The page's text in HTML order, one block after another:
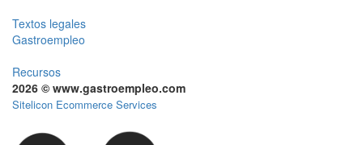
Textos legales
Gastroempleo
Recursos
2026 © www.gastroempleo.com
Sitelicon Ecommerce Services